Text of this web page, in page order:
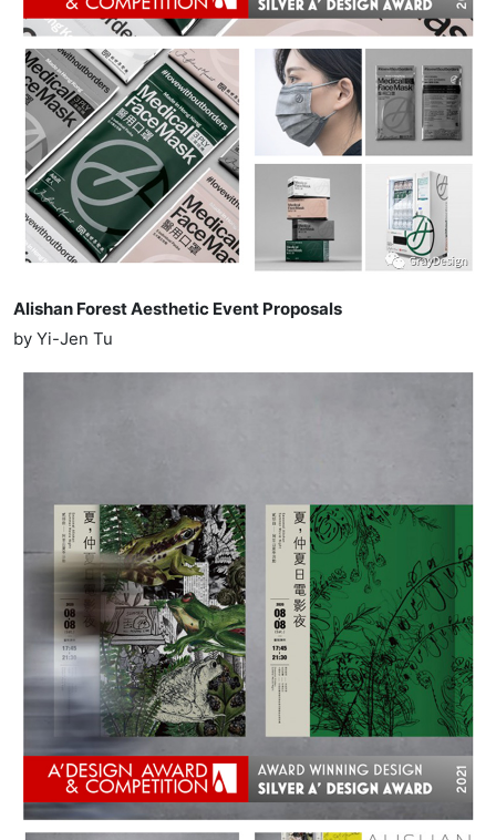
Alishan Forest Aesthetic Event Proposals
by Yi-Jen Tu